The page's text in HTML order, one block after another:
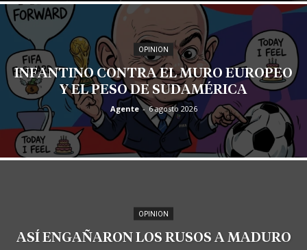
OPINION
INFANTINO CONTRA EL MURO EUROPEO
Y EL PESO DE SUDAMÉRICA
Agente - 6 agosto 2026
OPINION
ASÍ ENGAÑARON LOS RUSOS A MADURO